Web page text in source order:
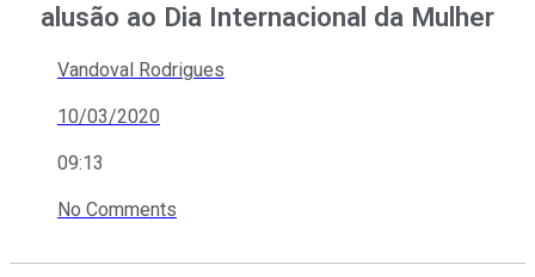
alusão ao Dia Internacional da Mulher
Vandoval Rodrigues
10/03/2020
09:13
No Comments